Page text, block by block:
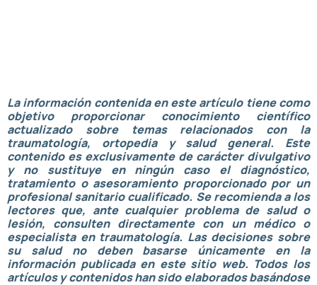
La información contenida en este artículo tiene como
objetivo proporcionar conocimiento científico
actualizado sobre temas relacionados con la
traumatología, ortopedia y salud general. Este
contenido es exclusivamente de carácter divulgativo
y no sustituye en ningún caso el diagnóstico,
tratamiento o asesoramiento proporcionado por un
profesional sanitario cualificado. Se recomienda a los
lectores que, ante cualquier problema de salud o
lesión, consulten directamente con un médico o
especialista en traumatología. Las decisiones sobre
su salud no deben basarse únicamente en la
información publicada en este sitio web. Todos los
artículos y contenidos han sido elaborados basándose